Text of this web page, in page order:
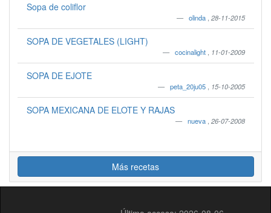
Sopa de coliflor
olinda 28-11-2015
SOPA DE VEGETALES (LIGHT)
cocinalight 11-01-2009
SOPA DE EJOTE
peta_20ju05 15-10-2005
SOPA MEXICANA DE ELOTE Y RAJAS
nueva 26-07-2008
Más recetas